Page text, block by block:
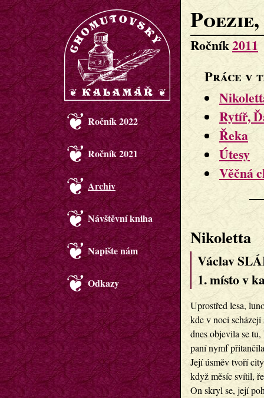
Ročník 2022
Ročník 2021
Archiv
Návštěvní kniha
Napište nám
Odkazy
Ročník2011
Práce v
Rytíř,
Řeka
Útesy
Věčná
Nikoletta
Václav
1. místo v
Uprostřed lesa,
kde v noci
dnes objevila se
paní nymf
Její úsměv tvoří
když měsíc svítil,
On skryl se, její